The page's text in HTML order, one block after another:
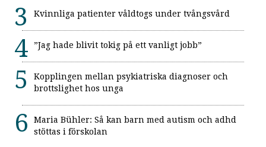
Kvinnliga patienter våldtogs under tvångsvård
”Jag hade blivit tokig på ett vanligt jobb”
Kopplingen mellan psykiatriska diagnoser och
brottslighet hos unga
Maria Bühler: Så kan barn med autism och adhd
stöttas i förskolan